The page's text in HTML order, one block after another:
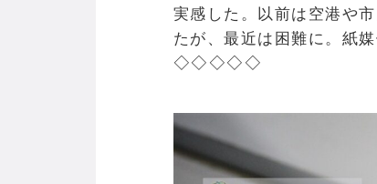
実感した。以前は空港や
たが、最近は困難に。紙
◇◇◇◇◇